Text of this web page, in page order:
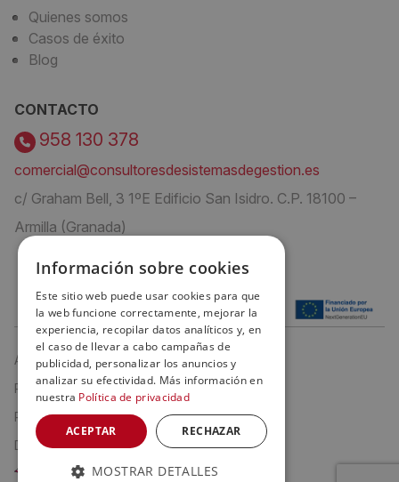
Quienes somos
Casos de éxito
Blog
CONTACTO
958 130 378
comercial@consultoresdesistemasdegestion.es
c/ Graham Bell, 3 1ºE Edificio San Isidro. C.P. 18100 –
Armilla (Granada)
Aviso Legal
Política de privacidad
Política de cookies
Declaración de Accesibilidad
Información sobre cookies
Este sitio web puede usar cookies para que
la web funcione correctamente, mejorar la
experiencia, recopilar datos analíticos y, en
el caso de llevar a cabo campañas de
publicidad, personalizar los anuncios y
analizar su efectividad. Más información en
nuestra Política de privacidad
ACEPTAR RECHAZAR
MOSTRAR DETALLES